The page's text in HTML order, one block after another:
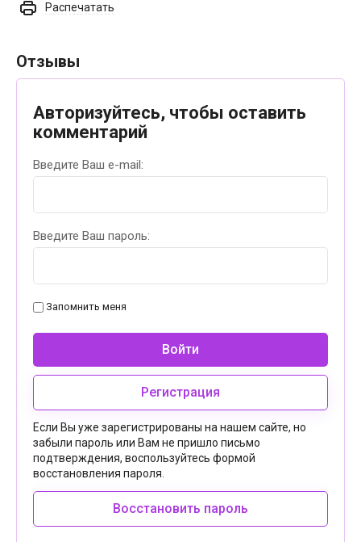
Распечатать
Отзывы
Авторизуйтесь, чтобы оставить
комментарий
Введите Ваш e-mail:
Введите Ваш пароль:
Запомнить меня
Войти
Регистрация
Если Вы уже зарегистрированы на нашем сайте, но
забыли пароль или Вам не пришло письмо
подтверждения, воспользуйтесь формой
восстановления пароля.
Восстановить пароль